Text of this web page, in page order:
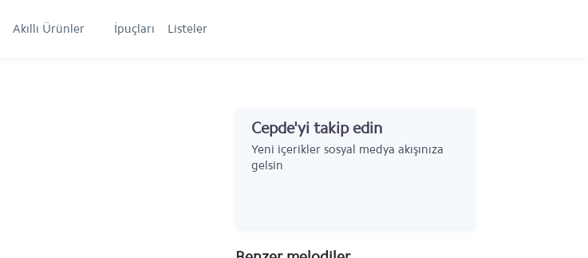
Akıllı Ürünler İpuçları Listeler
Cepde'yi takip edin
Yeni içerikler sosyal medya akışınıza
gelsin